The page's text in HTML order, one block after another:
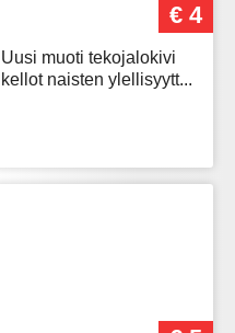
€ 4
Uusi muoti tekojalokivi
kellot naisten ylellisyytt...